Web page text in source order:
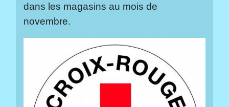
dans les magasins au mois de
novembre.